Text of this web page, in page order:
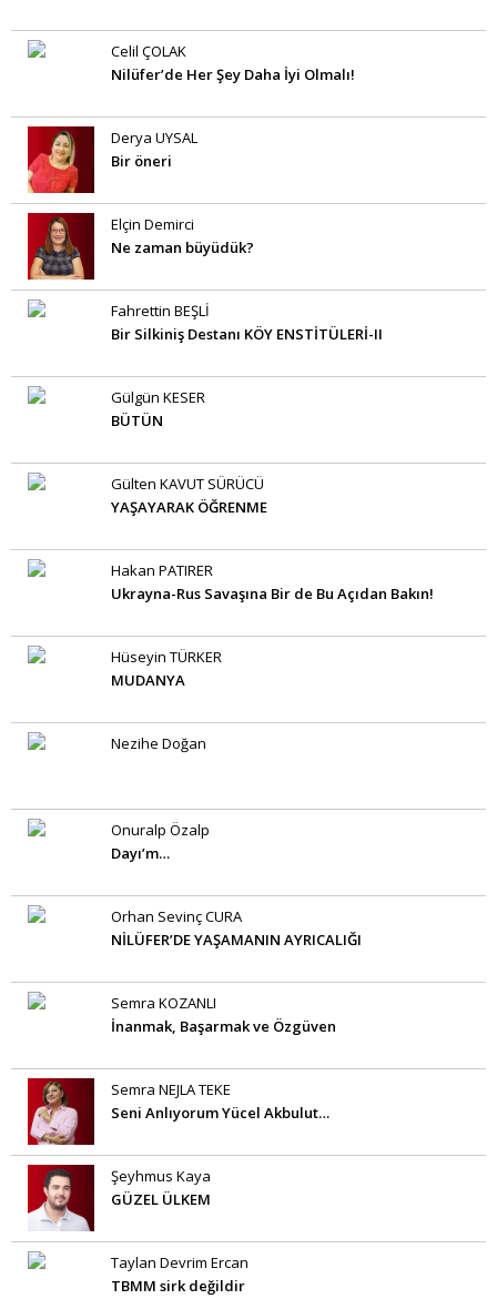
Celil ÇOLAK
Nilüfer’de Her Şey Daha İyi Olmalı!
Derya UYSAL
Bir öneri
Elçin Demirci
Ne zaman büyüdük?
Fahrettin BEŞLİ
Bir Silkiniş Destanı KÖY ENSTİTÜLERİ-II
Gülgün KESER
BÜTÜN
Gülten KAVUT SÜRÜCÜ
YAŞAYARAK ÖĞRENME
Hakan PATIRER
Ukrayna-Rus Savaşına Bir de Bu Açıdan Bakın!
Hüseyin TÜRKER
MUDANYA
Nezihe Doğan
Onuralp Özalp
Dayı’m…
Orhan Sevinç CURA
NİLÜFER’DE YAŞAMANIN AYRICALIĞI
Semra KOZANLI
İnanmak, Başarmak ve Özgüven
Semra NEJLA TEKE
Seni Anlıyorum Yücel Akbulut…
Şeyhmus Kaya
GÜZEL ÜLKEM
Taylan Devrim Ercan
TBMM sirk değildir